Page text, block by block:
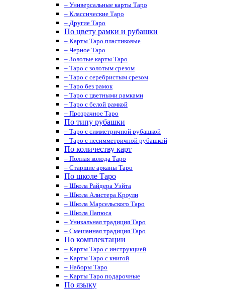
– Универсальные карты Таро
– Классические Таро
– Другие Таро
По цвету рамки и рубашки
– Карты Таро пластиковые
– Черное Таро
– Золотые карты Таро
– Таро с золотым срезом
– Таро с серебристым срезом
– Таро без рамок
– Таро с цветными рамками
– Таро с белой рамкой
– Прозрачное Таро
По типу рубашки
– Таро с симметричной рубашкой
– Таро с несимметричной рубашкой
По количеству карт
– Полная колода Таро
– Старшие арканы Таро
По школе Таро
– Школа Райдера Уэйта
– Школа Алистера Кроули
– Школа Марсельского Таро
– Школа Папюса
– Уникальная традиция Таро
– Смешанная традиция Таро
По комплектации
– Карты Таро с инструкцией
– Карты Таро с книгой
– Наборы Таро
– Карты Таро подарочные
По языку